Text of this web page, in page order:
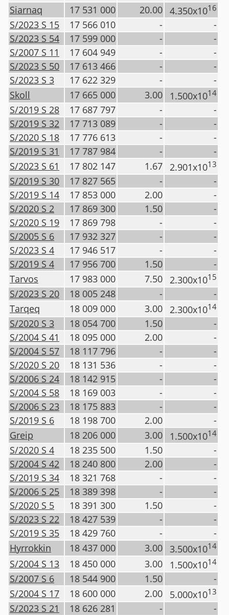
Siarnaq
17 531 000 20.00 4.350x1016
S/2023 S 15 17 566 010 -
-
S/2023 S 54
17 599 000 -
-
S/2007 S 11
17 604 949 -
-
S/2023 S 50
17 613 466 -
-
S/2023 S 3
17 622 329 -
-
Skoll
17 665 000 3.00 1.500x1014
S/2019 S 28 17 687 797 -
-
S/2019 S 32
17 713 089 -
-
S/2020 S 18
17 776 613 -
-
S/2019 S 31
17 787 984 -
-
S/2023 S 61
17 802 147 1.67 2.901x1013
S/2019 S 30 17 827 565 -
-
S/2019 S 14
17 853 000 2.00
-
S/2020 S 2
17 869 300 1.50
-
S/2020 S 19
17 869 798 -
-
S/2005 S 6
17 932 327 -
-
S/2023 S 4
17 946 517 -
-
S/2019 S 4
17 956 700 1.50
-
Tarvos
17 983 000 7.50 2.300x1015
S/2023 S 20 18 005 248 -
-
Tarqeq
18 009 000 3.00 2.300x1014
S/2020 S 3 18 054 700 1.50
-
S/2004 S 41
18 095 000 2.00
-
S/2004 S 57
18 117 796 -
-
S/2020 S 20
18 131 536 -
-
S/2006 S 24
18 142 915 -
-
S/2004 S 58
18 169 003 -
-
S/2006 S 23
18 175 883 -
-
S/2019 S 6
18 198 700 2.00
-
Greip
18 206 000 3.00 1.500x1014
S/2020 S 4 18 235 500 1.50
-
S/2004 S 42
18 240 800 2.00
-
S/2019 S 34
18 321 768 -
-
S/2006 S 25
18 389 398 -
-
S/2020 S 5
18 391 300 1.50
-
S/2023 S 22
18 427 539 -
-
S/2019 S 35
18 429 760 -
-
Hyrrokkin
18 437 000 3.00 3.500x1014
S/2004 S 13 18 450 000 3.00 1.500x1014
S/2007 S 6 18 544 900 1.50
-
S/2004 S 17
18 600 000 2.00 5.000x1013
S/2023 S 21 18 626 281 -
-